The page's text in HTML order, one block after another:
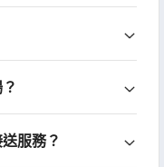
服務？